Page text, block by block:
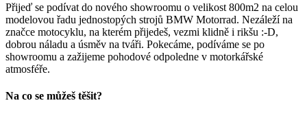
Přijeď se podívat do nového showroomu o velikost 800m2 na celou
modelovou řadu jednostopých strojů BMW Motorrad. Nezáleží na
značce motocyklu, na kterém přijedeš, vezmi klidně i rikšu :-D,
dobrou náladu a úsměv na tváři. Pokecáme, podíváme se po
showroomu a zažijeme pohodové odpoledne v motorkářské
atmosféře.
Na co se můžeš těšit?